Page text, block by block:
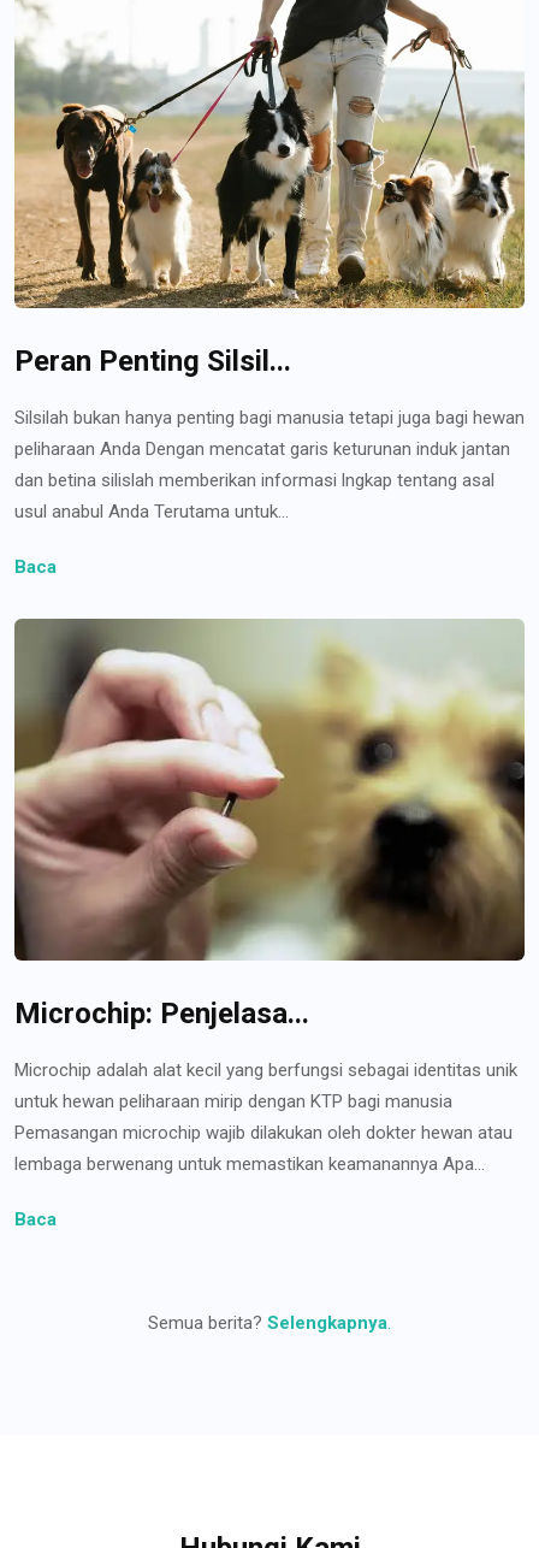
Peran Penting Silsil...
Silsilah bukan hanya penting bagi manusia tetapi juga bagi hewan
peliharaan Anda Dengan mencatat garis keturunan induk jantan
dan betina silislah memberikan informasi lngkap tentang asal
usul anabul Anda Terutama untuk...
Baca
Microchip: Penjelasa...
Microchip adalah alat kecil yang berfungsi sebagai identitas unik
untuk hewan peliharaan mirip dengan KTP bagi manusia
Pemasangan microchip wajib dilakukan oleh dokter hewan atau
lembaga berwenang untuk memastikan keamanannya Apa...
Baca
Semua berita? Selengkapnya.